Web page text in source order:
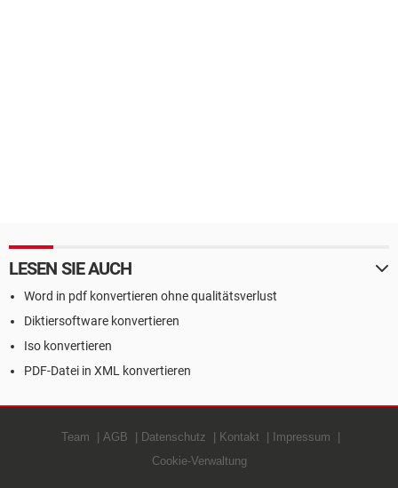
LESEN SIE AUCH
Word in pdf konvertieren ohne qualitätsverlust
Diktiersoftware konvertieren
Iso konvertieren
PDF-Datei in XML konvertieren
Team AGB Datenschutz Kontakt
Impressum
Cookie-Verwaltung